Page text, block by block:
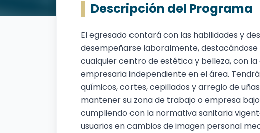
BELLEZA INTEGRAL
Descripción del Programa
El egresado contará con las habilidades y
desempeñarse laboralmente,
cualquier centro de estética y belleza, con
empresaria independiente en el área.
químicos, cortes, cepillados y arreglo de
mantener su zona de trabajo o empresa
cumpliendo con la normativa sanitaria
usuarios en cambios de imagen personal